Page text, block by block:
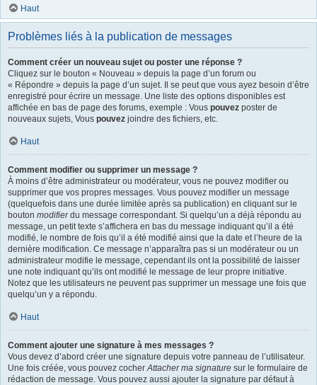
Haut
Problèmes liés à la publication de messages
Comment créer un nouveau sujet ou poster une réponse ?
Cliquez sur le bouton « Nouveau » depuis la page d’un forum ou
« Répondre » depuis la page d’un sujet. Il se peut que vous ayez besoin d’être
enregistré pour écrire un message. Une liste des options disponibles est
affichée en bas de page des forums, exemple : Vous pouvez poster de
nouveaux sujets, Vous pouvez joindre des fichiers, etc.
Haut
Comment modifier ou supprimer un message ?
À moins d’être administrateur ou modérateur, vous ne pouvez modifier ou
supprimer que vos propres messages. Vous pouvez modifier un message
(quelquefois dans une durée limitée après sa publication) en cliquant sur le
bouton modifierdu message correspondant. Si quelqu’un a déjà répondu au
message, un petit texte s’affichera en bas du message indiquant qu’il a été
modifié, le nombre de fois qu’il a été modifié ainsi que la date et l’heure de la
dernière modification. Ce message n’apparaîtra pas si un modérateur ou un
administrateur modifie le message, cependant ils ont la possibilité de laisser
une note indiquant qu’ils ont modifié le message de leur propre initiative.
Notez que les utilisateurs ne peuvent pas supprimer un message une fois que
quelqu’un y a répondu.
Haut
Comment ajouter une signature à mes messages ?
Vous devez d’abord créer une signature depuis votre panneau de l’utilisateur.
Une fois créée, vous pouvez cocherAttacher ma signature sur le formulaire de
rédaction de message. Vous pouvez aussi ajouter la signature par défaut à